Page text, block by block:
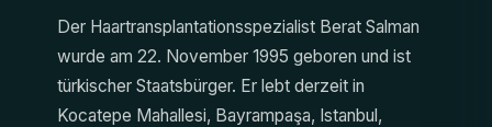
Der Haartransplantationsspezialist Berat Salman
wurde am 22. November 1995 geboren und ist
türkischer Staatsbürger. Er lebt derzeit in
Kocatepe Mahallesi, Bayrampaşa, Istanbul,